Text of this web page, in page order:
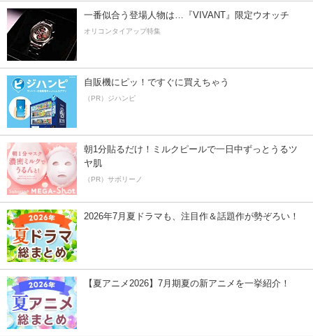
一番似合う登場人物は…『VIVANT』限定ウオッチ
オリコンタイアップ特集
自販機にピッ！ですぐに買えちゃう
（PR）ジハンピ
朝1分貼るだけ！ミルクピールで一日中ずっとうるツ
ヤ肌
（PR）サボリーノ
2026年7月夏ドラマも、注目作＆話題作が勢ぞろい！
【夏アニメ2026】7月期夏の新アニメを一挙紹介！